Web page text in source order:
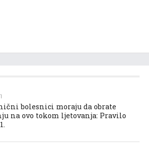
bolesnici moraju da obrate
na ovo tokom ljetovanja: Pravilo